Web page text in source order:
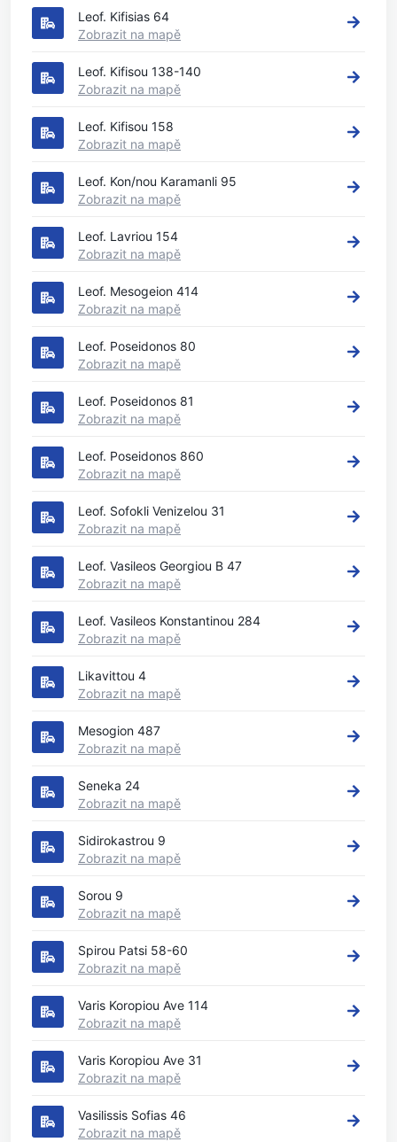
Leof. Kifisias 64
Zobrazit na mapě
Leof. Kifisou 138-140
Zobrazit na mapě
Leof. Kifisou 158
Zobrazit na mapě
Leof. Kon/nou Karamanli 95
Zobrazit na mapě
Leof. Lavriou 154
Zobrazit na mapě
Leof. Mesogeion 414
Zobrazit na mapě
Leof. Poseidonos 80
Zobrazit na mapě
Leof. Poseidonos 81
Zobrazit na mapě
Leof. Poseidonos 860
Zobrazit na mapě
Leof. Sofokli Venizelou 31
Zobrazit na mapě
Leof. Vasileos Georgiou B 47
Zobrazit na mapě
Leof. Vasileos Konstantinou 284
Zobrazit na mapě
Likavittou 4
Zobrazit na mapě
Mesogion 487
Zobrazit na mapě
Seneka 24
Zobrazit na mapě
Sidirokastrou 9
Zobrazit na mapě
Sorou 9
Zobrazit na mapě
Spirou Patsi 58-60
Zobrazit na mapě
Varis Koropiou Ave 114
Zobrazit na mapě
Varis Koropiou Ave 31
Zobrazit na mapě
Vasilissis Sofias 46
Zobrazit na mapě